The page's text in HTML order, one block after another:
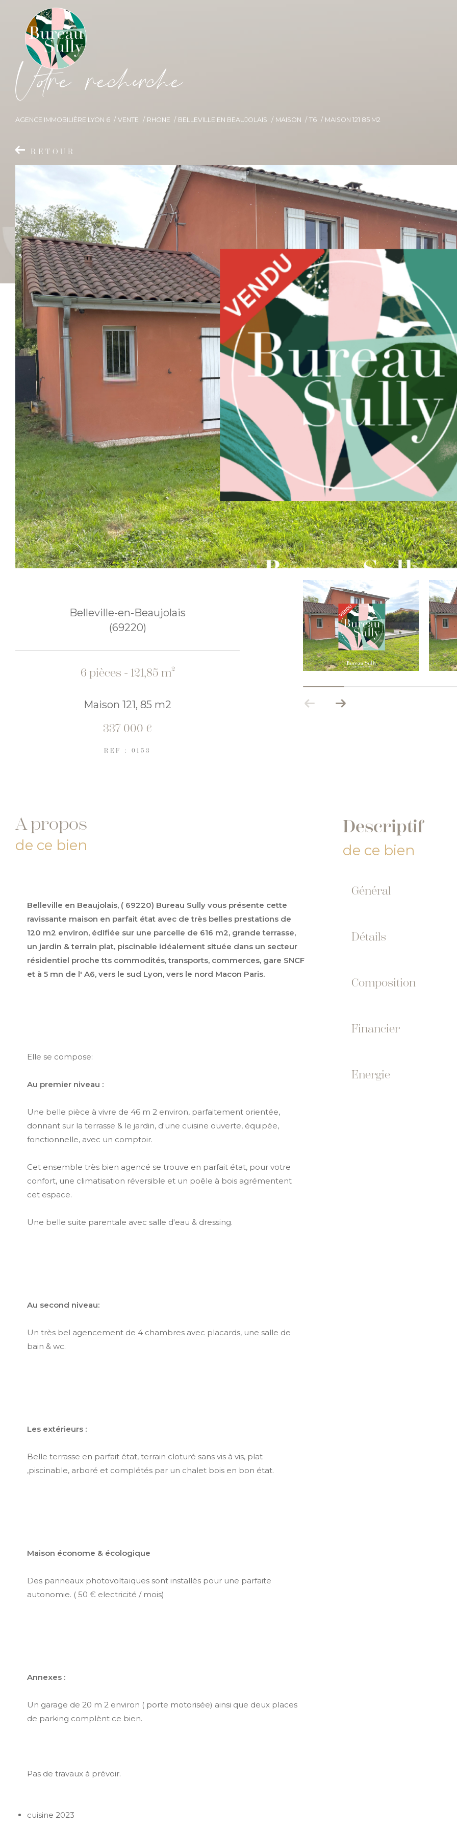
Vore recece
AGENCE IMMOBILIÈRE LYON 6 VENTE RHONE BELLEVILLE EN BEAUJOLAIS MAISON T6 MAISON 121 85 M2
RETOUR
Belleville-en-Beaujolais
(69220)
6 pièces - 121,85 m²
Maison 121, 85 m2
337 000 €
REF : 0153
a propos
de ce bien
Belleville en Beaujolais, ( 69220) Bureau Sully vous présente cette
ravissante maison en parfait état avec de très belles prestations de
120 m2 environ, édifiée sur une parcelle de 616 m2, grande terrasse,
un jardin & terrain plat, piscinable idéalement située dans un secteur
résidentiel proche tts commodités, transports, commerces, gare SNCF
et à 5 mn de l' A6, vers le sud Lyon, vers le nord Macon Paris.
Elle se compose:
Au premier niveau :
Une belle pièce à vivre de 46 m 2 environ, parfaitement orientée,
donnant sur la terrasse & le jardin, d'une cuisine ouverte, équipée,
fonctionnelle, avec un comptoir.
Cet ensemble très bien agencé se trouve en parfait état, pour votre
confort, une climatisation réversible et un poêle à bois agrémentent
cet espace.
Une belle suite parentale avec salle d'eau & dressing.
Au second niveau:
Un très bel agencement de 4 chambres avec placards, une salle de
bain & wc.
Les extérieurs :
Belle terrasse en parfait état, terrain cloturé sans vis à vis, plat
,piscinable, arboré et complétés par un chalet bois en bon état.
Maison économe & écologique
Des panneaux photovoltaïques sont installés pour une parfaite
autonomie. ( 50 € electricité / mois)
Annexes :
Un garage de 20 m 2 environ ( porte motorisée) ainsi que deux places
de parking complènt ce bien.
Pas de travaux à prévoir.
cuisine 2023
descriptif
de ce bien
Général
Détails
Composition
Financier
Energie